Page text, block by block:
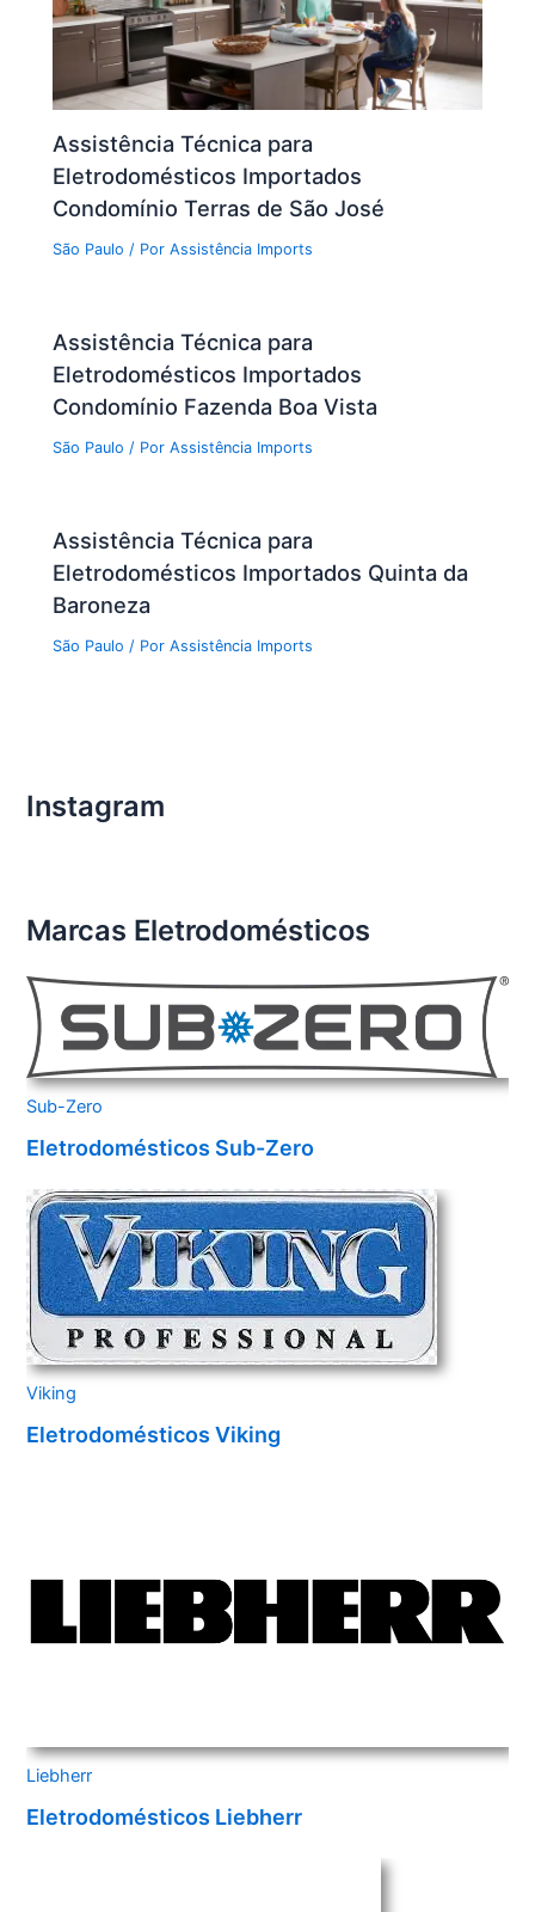
Assistência Técnica para
Eletrodomésticos Importados
Condomínio Terras de São José
São Paulo / PorAssistência Imports
Assistência Técnica para
Eletrodomésticos Importados
Condomínio Fazenda Boa Vista
São Paulo / PorAssistência Imports
Assistência Técnica para
Eletrodomésticos Importados Quinta da
Baroneza
São Paulo / PorAssistência Imports
Instagram
Marcas Eletrodomésticos
Sub-Zero
Eletrodomésticos Sub-Zero
Viking
Eletrodomésticos Viking
Liebherr
Eletrodomésticos Liebherr